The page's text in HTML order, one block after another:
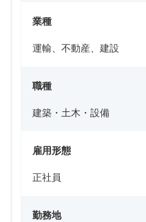
業種
運輸、不動産、建設
職種
建築・土木・設備
雇用形態
正社員
勤務地